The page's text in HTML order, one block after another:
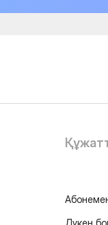
Дүкен